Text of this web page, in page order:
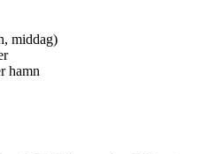
middag)
hamn